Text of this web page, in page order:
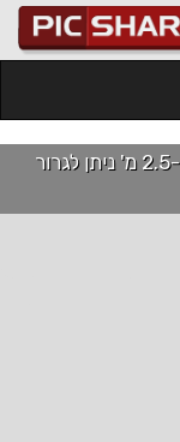
להמחשה בלבד - גודל הקיר בתמונה הוא כ-2.5 מ' ניתן לגרור